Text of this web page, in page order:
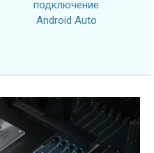
подключение
Android Auto